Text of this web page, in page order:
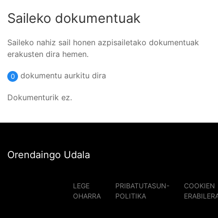
Saileko dokumentuak
Saileko nahiz sail honen azpisailetako dokumentuak
erakusten dira hemen.
0 dokumentu aurkitu dira
Dokumenturik ez.
Orendaingo Udala
LEGE
OHARRA
PRIBATUTASUN-
POLITIKA
COOKIEN